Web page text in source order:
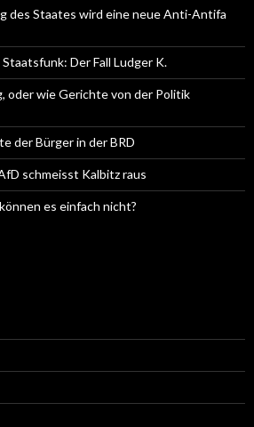
des Staates wird eine neue Anti-Antifa
Der Fall Ludger K.
oder wie Gerichte von der Politik
der Bürger in der BRD
schmeisst Kalbitz raus
es einfach nicht?